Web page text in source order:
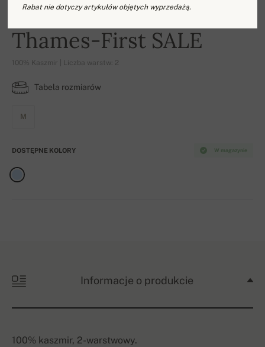
Thames-First SALE
100% Kaszmir | Liczba warstw: 2
Tabela rozmiarów
M
W magazynie
DOSTĘPNE KOLORY
Informacje o produkcie
100% kaszmir, 2-warstwowy.
Rabat nie dotyczy artykułów objętych wyprzedażą.